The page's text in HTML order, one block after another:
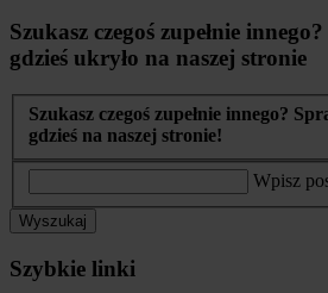
Szukasz czegoś zupełnie
gdzieś ukryło na naszej stronie
Szukasz czegoś zupełnie innego?
gdzieś na naszej stronie!
Wpisz
Wyszukaj
Szybkie linki